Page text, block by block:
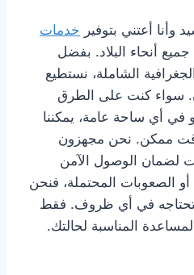
وأنا أعتني بتوفير خدمات
أنحاء البلاد. بفضل
الشاملة، نستطيع
سواء كنت على الطرق
في أي ساحة عامة، يمكننا
ممكن. نحن مجهزون
لضمان الوصول الآمن
الصعوبات المحتملة، فنحن
تحتاجه في أي ظروف. فقط
المناسبة لحالتك.